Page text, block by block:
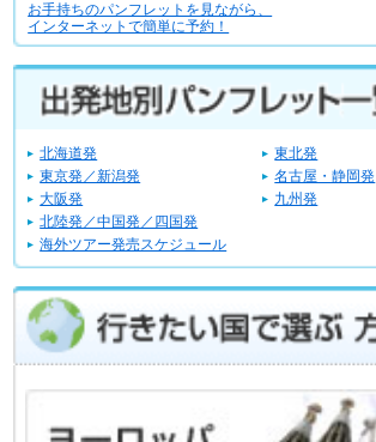
お手持ちのパンフレットを見ながら、
インターネットで簡単に予約！
北海道発
東北発
東京発／新潟発
名古屋・静岡発
大阪発
九州発
北陸発／中国発／四国発
海外ツアー発売スケジュール